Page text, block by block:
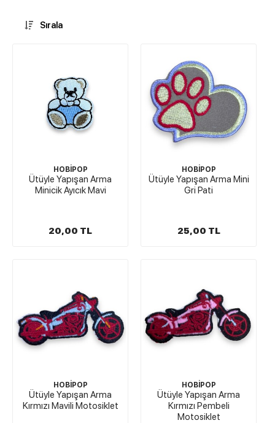
Sırala
HOBİPOP
Ütüyle Yapışan Arma
Minicik Ayıcık Mavi
20,00 TL
HOBİPOP
Ütüyle Yapışan Arma Mini
Gri Pati
25,00 TL
HOBİPOP
Ütüyle Yapışan Arma
Kırmızı Mavili Motosiklet
HOBİPOP
Ütüyle Yapışan Arma
Kırmızı Pembeli
Motosiklet